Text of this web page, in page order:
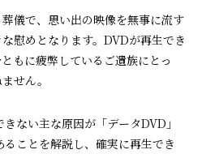
儀で、思い出の映像を無事に流す
慰めとなります。DVDが再生でき
もに疲弊しているご遺族にとっ
せん。
ない主な原因が「データDVD」
ことを解説し、確実に再生でき